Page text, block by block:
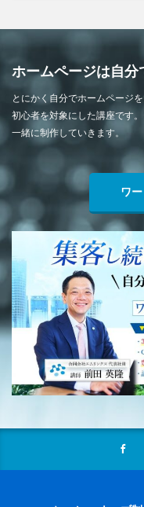
ホームページは自分
とにかく自分でホームページ
初心者を対象にした講座です
一緒に制作していきます。
ワ